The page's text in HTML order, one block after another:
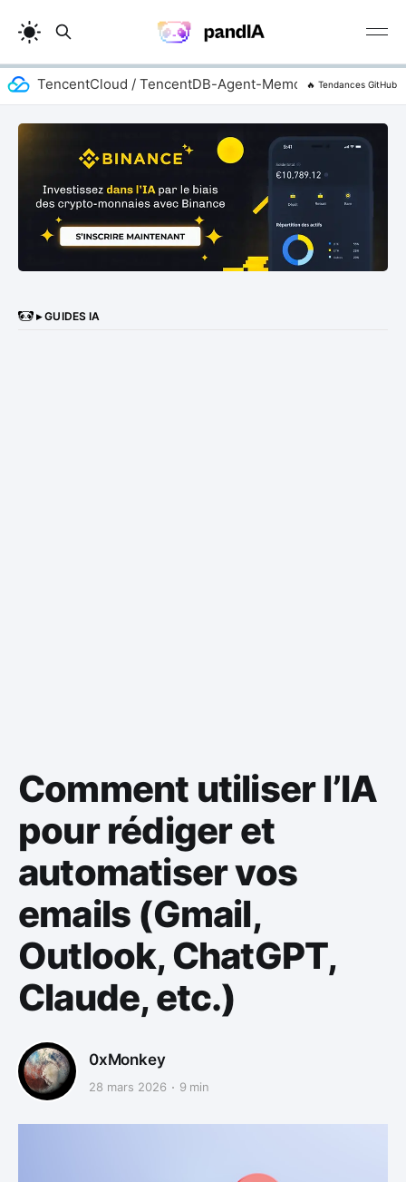
TencentCloud / TencentDB-Agent-Memory 🔥 Tendances GitHub
▸ GUIDES IA
Comment utiliser l’IA
pour rédiger et
automatiser vos
emails (Gmail,
Outlook, ChatGPT,
Claude, etc.)
0xMonkey
28 mars 2026 9 min